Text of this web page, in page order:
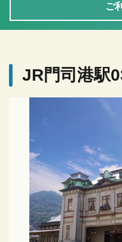
ご
JR門司港駅